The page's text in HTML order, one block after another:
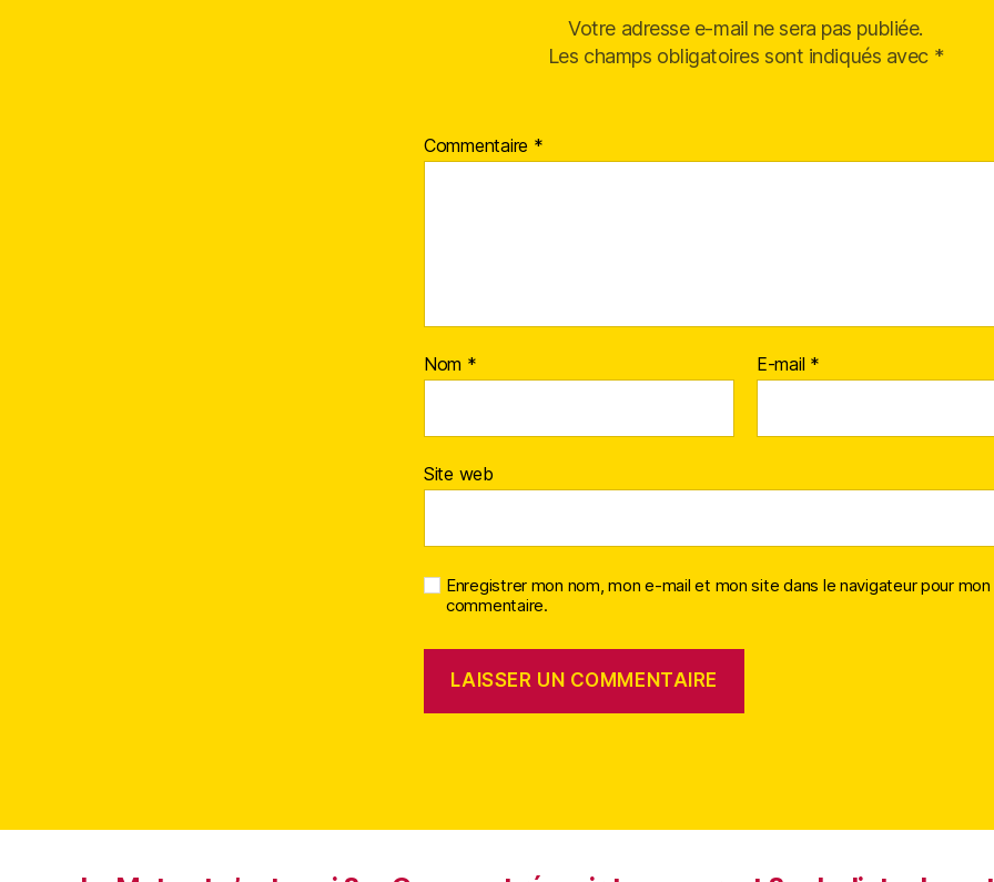
Votre adresse e-mail ne sera pas publiée.
Les champs obligatoires sont indiqués avec *
Commentaire *
Nom * E-mail *
Site web
Enregistrer mon nom, mon e-mail et mon site dans le navigateur pour mon
commentaire.